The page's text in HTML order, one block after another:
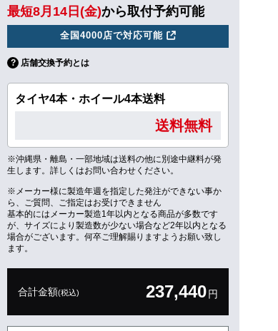
最短8月14日(金)から取付予約可能
全国4000店で対応可能
店舗交換予約とは
タイヤ4本・ホイール4本送料
送料無料
※沖縄県・離島・一部地域は送料の他に別途中継料が発
生します。詳しくはお問い合わせください。
※メーカー様に製造年週を指定した発注ができない事か
ら、ご質問、ご指定はお受けできません
基本的にはメーカー製造1年以内となる商品が多数です
が、サイズにより製造数が少ない場合など2年以内となる
場合がございます。何卒ご理解賜りますようお願い致し
ます。
合計金額(税込) 237,440円